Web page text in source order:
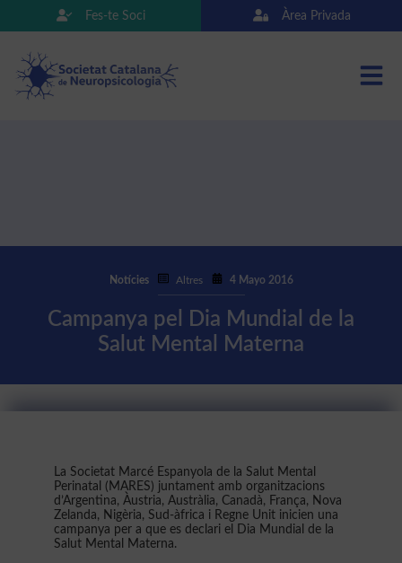
Fes-te Soci Àrea Privada
Notícies Altres 4 Mayo 2016
Campanya pel Dia Mundial de la
Salut Mental Materna
La Societat Marcé Espanyola de la Salut Mental
Perinatal (MARES) juntament amb organitzacions
d’Argentina, Àustria, Austràlia, Canadà, França, Nova
Zelanda, Nigèria, Sud-àfrica i Regne Unit inicien una
campanya per a que es declari el Dia Mundial de la
Salut Mental Materna.